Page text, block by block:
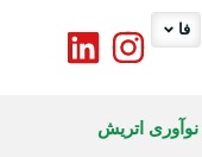
فا
اتریش